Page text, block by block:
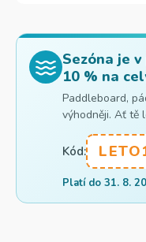
Sezóna je
10 % na
Paddleboard,
výhodněji. Ať tě
Kód:
Platí do 31. 8.